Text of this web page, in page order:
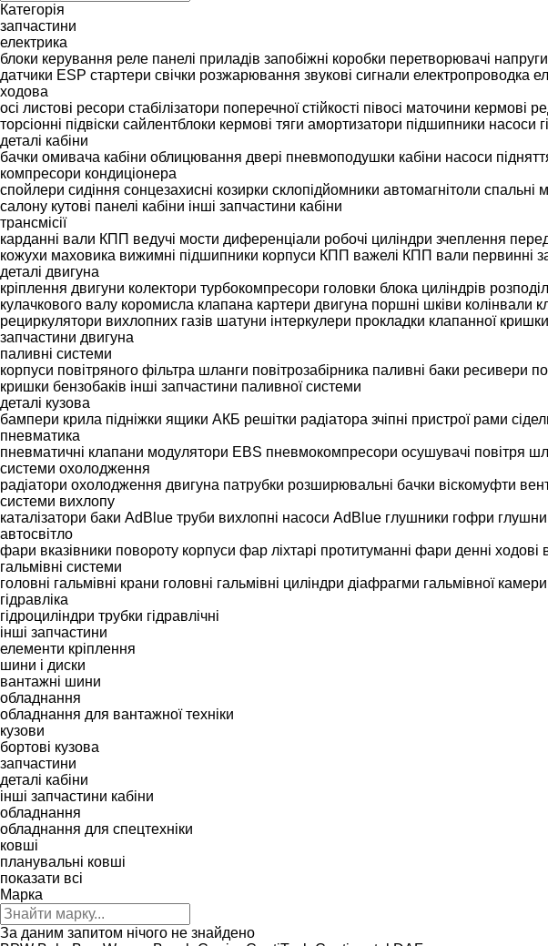
Категорія
запчастини
електрика
блоки керування реле панелі приладів запобіжні коробки перетворювачі напруги
датчики ESP стартери свічки розжарювання звукові сигнали електропроводка
ходова
осі листові ресори стабілізатори поперечної стійкості півосі маточини кермові
торсіонні підвіски сайлентблоки кермові тяги амортизатори підшипники насоси
деталі кабіни
бачки омивача кабіни облицювання двері пневмоподушки кабіни насоси
компресори кондиціонера
спойлери сидіння сонцезахисні козирки склопідйомники автомагнітоли спальні
салону кутові панелі кабіни інші запчастини кабіни
трансмісії
карданні вали КПП ведучі мости диференціали робочі циліндри зчеплення
кожухи маховика вижимні підшипники корпуси КПП важелі КПП вали первинні
деталі двигуна
кріплення двигуни колектори турбокомпресори головки блока циліндрів
кулачкового валу коромисла клапана картери двигуна поршні шківи колінвали
рециркулятори вихлопних газів шатуни інтеркулери прокладки клапанної кришки
запчастини двигуна
паливні системи
корпуси повітряного фільтра шланги повітрозабірника паливні баки ресивери
кришки бензобаків інші запчастини паливної системи
деталі кузова
бампери крила підніжки ящики АКБ решітки радіатора зчіпні пристрої рами
пневматика
пневматичні клапани модулятори EBS пневмокомпресори осушувачі повітря
системи охолодження
радіатори охолодження двигуна патрубки розширювальні бачки віскомуфти
системи вихлопу
каталізатори баки AdBlue труби вихлопні насоси AdBlue глушники гофри
автосвітло
фари вказівники повороту корпуси фар ліхтарі протитуманні фари денні ходові
гальмівні системи
головні гальмівні крани головні гальмівні циліндри діафрагми гальмівної камери
гідравліка
гідроциліндри трубки гідравлічні
інші запчастини
елементи кріплення
шини і диски
вантажні шини
обладнання
обладнання для вантажної техніки
кузови
бортові кузова
запчастини
деталі кабіни
інші запчастини кабіни
обладнання
обладнання для спецтехніки
ковші
планувальні ковші
показати всі
Марка
За даним запитом нічого не знайдено